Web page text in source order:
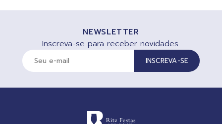
NEWSLETTER
Inscreva-se para receber novidades.
INSCREVA-SE